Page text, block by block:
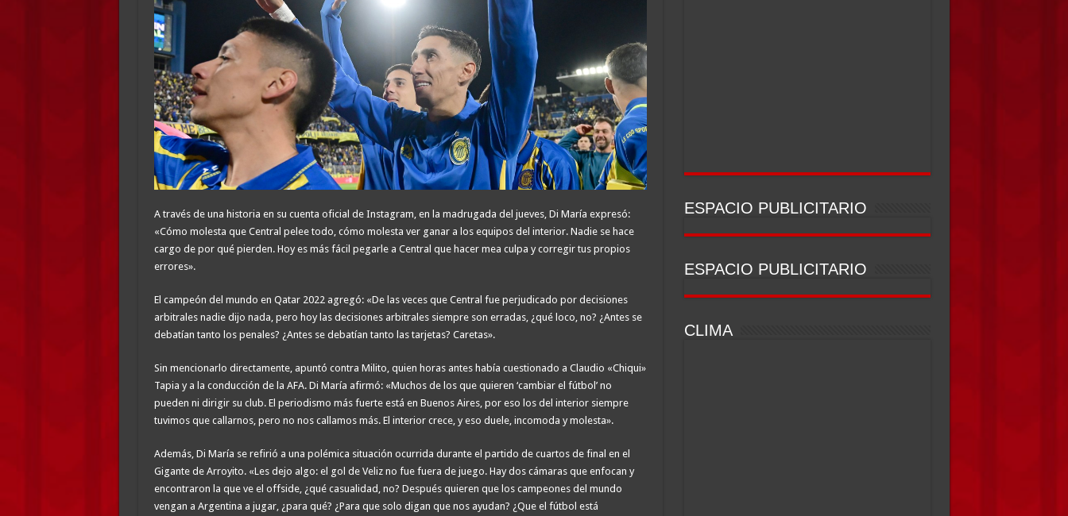
A través de una historia en su cuenta oficial de Instagram, en la madrugada del jueves, Di María expresó:
«Cómo molesta que Central pelee todo, cómo molesta ver ganar a los equipos del interior. Nadie se hace
cargo de por qué pierden. Hoy es más fácil pegarle a Central que hacer mea culpa y corregir tus propios
errores».
El campeón del mundo en Qatar 2022 agregó: «De las veces que Central fue perjudicado por decisiones
arbitrales nadie dijo nada, pero hoy las decisiones arbitrales siempre son erradas, ¿qué loco, no? ¿Antes se
debatían tanto los penales? ¿Antes se debatían tanto las tarjetas? Caretas».
Sin mencionarlo directamente, apuntó contra Milito, quien horas antes había cuestionado a Claudio «Chiqui»
Tapia y a la conducción de la AFA. Di María afirmó: «Muchos de los que quieren ‘cambiar el fútbol’ no
pueden ni dirigir su club. El periodismo más fuerte está en Buenos Aires, por eso los del interior siempre
tuvimos que callarnos, pero no nos callamos más. El interior crece, y eso duele, incomoda y molesta».
Además, Di María se refirió a una polémica situación ocurrida durante el partido de cuartos de final en el
Gigante de Arroyito. «Les dejo algo: el gol de Veliz no fue fuera de juego. Hay dos cámaras que enfocan y
encontraron la que ve el offside, ¿qué casualidad, no? Después quieren que los campeones del mundo
vengan a Argentina a jugar, ¿para qué? ¿Para que solo digan que nos ayudan? ¿Que el fútbol está
ESPACIO PUBLICITARIO
ESPACIO PUBLICITARIO
CLIMA